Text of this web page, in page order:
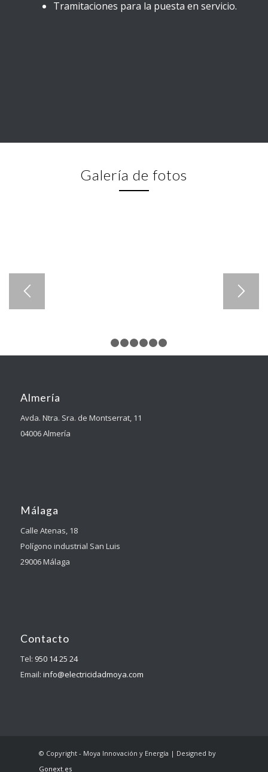
Tramitaciones para la puesta en servicio.
Galería de fotos
1
Almería
Avda. Ntra. Sra. de Montserrat, 11
04006 Almería
Málaga
Calle Atenas, 18
Polígono industrial San Luis
29006 Málaga
Contacto
Tel: 950 14 25 24
Email: info@electricidadmoya.com
© Copyright - Moya Innovación y Energía | Designed by
Gonext.es